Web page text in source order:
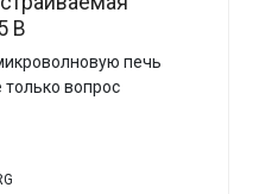
B
печь
вопрос